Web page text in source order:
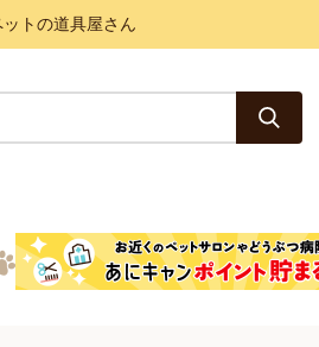
トの道具屋さん